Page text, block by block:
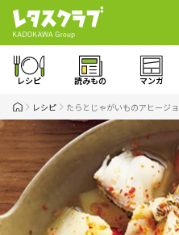
レシピ 読みもの マンガ
レシピ たらとじゃがいものアヒージョ